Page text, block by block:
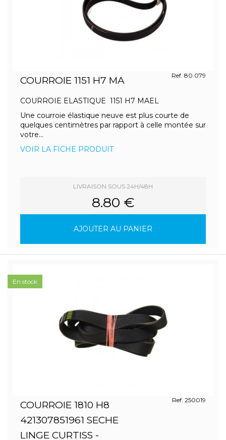
COURROIE 1151 H7 MA Ref. 80.079
COURROIE ELASTIQUE 1151 H7 MAEL
Une courroie élastique neuve est plus courte de
quelques centimètres par rapport à celle montée sur
votre...
VOIR LA FICHE PRODUIT
LIVRAISON SOUS 24H/48H
8.80 €
AJOUTER AU PANIER
COURROIE 1810 H8
421307851961 SECHE
LINGE CURTISS -
Ref. 250019
En stock